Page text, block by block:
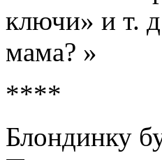
ключи» и т.
мама? »
****
Блондинку